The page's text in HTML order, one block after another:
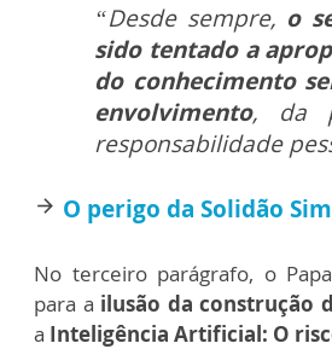
“Desde sempre, o
sido tentado a
do conhecimento
envolvimento, da
responsabilidade
arrow_forward O perigo da Solidão
No terceiro parágrafo, o
para a ilusão da construção
a Inteligência Artificial: O